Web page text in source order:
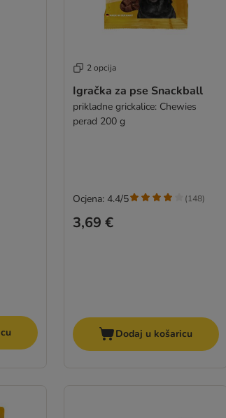
2 opcija
Igračka za pse Snackball
prikladne grickalice: Chewies
perad 200 g
3,69 €
Ocjena: 4.4/5 (148)
Dodaj u košaricu